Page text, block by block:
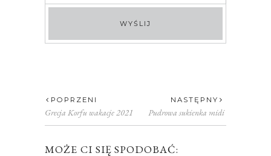
POPRZENI
Grecja Korfu wakacje 2021
NASTĘPNY
Pudrowa sukienka midi
MOŻE CI SIĘ SPODOBAĆ: